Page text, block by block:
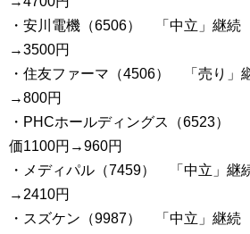
・安川電機（6506） 「中立」継続
→3500円
・住友ファーマ（4506） 「売り」
→800円
・PHCホールディングス（6523）
価1100円→960円
・メディパル（7459） 「中立」継
→2410円
・スズケン（9987） 「中立」継続